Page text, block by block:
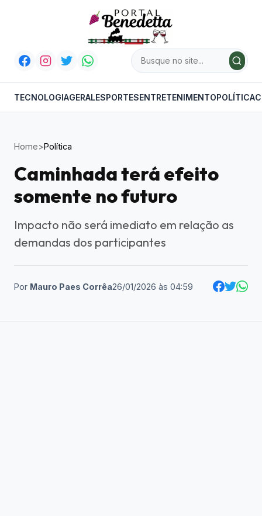
TECNOLOGIAGERALESPORTESENTRETENIMENTOPOLÍTICA
Home>Política
Caminhada terá efeito
somente no futuro
Impacto não será imediato em relação as
demandas dos participantes
Por Mauro Paes Corrêa26/01/2026 às 04:59